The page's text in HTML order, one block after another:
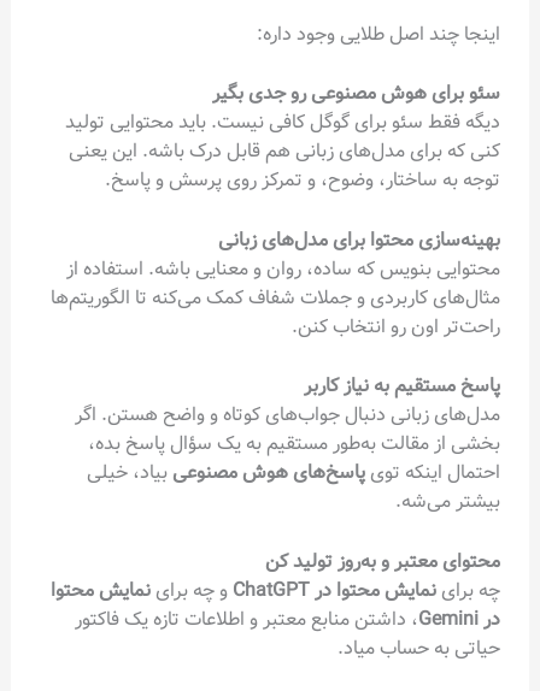
اینجا چند اصل طلایی وجود داره:
سئو برای هوش مصنوعی رو جدی بگیر
دیگه فقط سئو برای گوگل کافی نیست. باید محتوایی تولید
کنی که برای مدل‌های زبانی هم قابل درک باشه. این یعنی
توجه به ساختار، وضوح، و تمرکز روی پرسش و پاسخ.
بهینه‌سازی محتوا برای مدل‌های زبانی
محتوایی بنویس که ساده، روان و معنایی باشه. استفاده از
مثال‌های کاربردی و جملات شفاف کمک می‌کنه تا الگوریتم‌ها
راحت‌تر اون رو انتخاب کنن.
پاسخ مستقیم به نیاز کاربر
مدل‌های زبانی دنبال جواب‌های کوتاه و واضح هستن. اگر
بخشی از مقالت به‌طور مستقیم به یک سؤال پاسخ بده،
احتمال اینکه توی پاسخ‌های هوش مصنوعی بیاد، خیلی
بیشتر می‌شه.
محتوای معتبر و به‌روز تولید کن
چه برای نمایش محتوا در ChatGPT و چه برای نمایش محتوا
در Gemini
، داشتن منابع معتبر و اطلاعات تازه یک فاکتور
حیاتی به حساب میاد.